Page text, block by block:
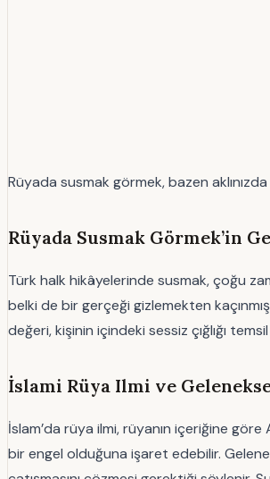
Rüyada susmak görmek, bazen
Rüyada Susmak Görmek’in
Türk halk hikâyelerinde susmak, çoğu
belki de bir gerçeği gizlemekten
değeri, kişinin içindeki sessiz çığlığı
İslami Rüya Ilmi ve
İslam’da rüya ilmi, rüyanın içeriğine göre
bir engel olduğuna işaret edebilir.